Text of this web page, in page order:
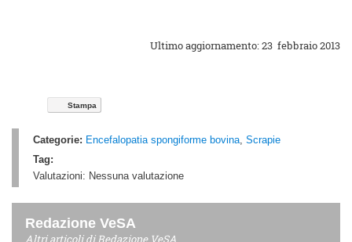
Ultimo aggiornamento: 23 febbraio 2013
Stampa
Categorie: Encefalopatia spongiforme bovina, Scrapie
Tag:
Valutazioni: Nessuna valutazione
Redazione VeSA
Altri articoli di Redazione VeSA